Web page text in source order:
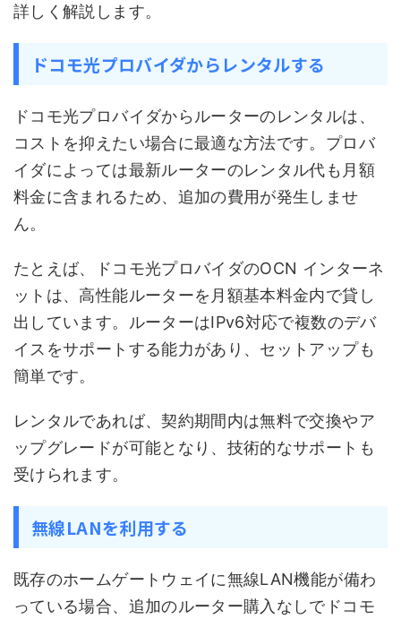
詳しく解説します。
ドコモ光プロバイダからレンタルする
ドコモ光プロバイダからルーターのレンタルは、
コストを抑えたい場合に最適な方法です。プロバ
イダによっては最新ルーターのレンタル代も月額
料金に含まれるため、追加の費用が発生しませ
ん。
たとえば、ドコモ光プロバイダのOCN インターネ
ットは、高性能ルーターを月額基本料金内で貸し
出しています。ルーターはIPv6対応で複数のデバ
イスをサポートする能力があり、セットアップも
簡単です。
レンタルであれば、契約期間内は無料で交換やア
ップグレードが可能となり、技術的なサポートも
受けられます。
無線LANを利用する
既存のホームゲートウェイに無線LAN機能が備わ
っている場合、追加のルーター購入なしでドコモ